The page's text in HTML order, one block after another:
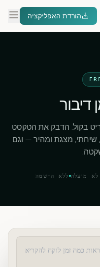
הורדת האפליקציה
דיבור
בקול. הדבק את הטקסט
שיחתי, מצגת ומהיר — וגם
מועלה ללא הרשמה